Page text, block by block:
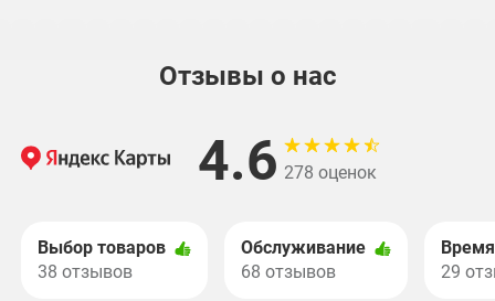
Отзывы о нас
4.6 278 оценок
Выбор товаров
38 отзывов
Обслуживание
68 отзывов
29